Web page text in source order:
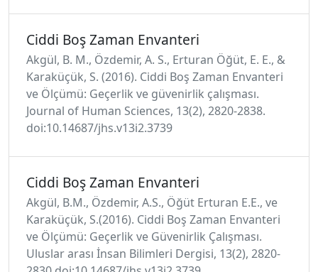
Ciddi Boş Zaman Envanteri
Akgül, B. M., Özdemir, A. S., Erturan Öğüt, E. E., &
Karaküçük, S. (2016). Ciddi Boş Zaman Envanteri
ve Ölçümü: Geçerlik ve güvenirlik çalışması.
Journal of Human Sciences, 13(2), 2820-2838.
doi:10.14687/jhs.v13i2.3739
Ciddi Boş Zaman Envanteri
Akgül, B.M., Özdemir, A.S., Öğüt Erturan E.E., ve
Karaküçük, S.(2016). Ciddi Boş Zaman Envanteri
ve Ölçümü: Geçerlik ve Güvenirlik Çalışması.
Uluslar arası İnsan Bilimleri Dergisi, 13(2), 2820-